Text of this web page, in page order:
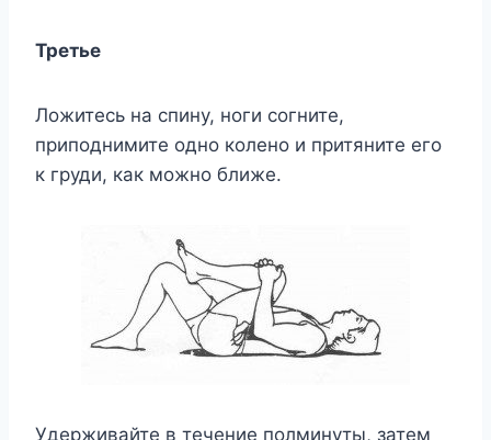
Третье
Ложитесь на спину, ноги согните,
приподнимите одно колено и притяните его
к груди, как можно ближе.
Удерживайте в течение полминуты, затем